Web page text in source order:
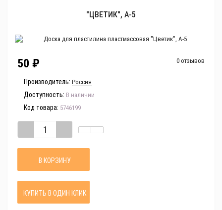
"ЦВЕТИК", А-5
0 отзывов
50 ₽
Производитель: Россия
Доступность: В наличии
Код товара: 5746199
В КОРЗИНУ
КУПИТЬ В ОДИН КЛИК